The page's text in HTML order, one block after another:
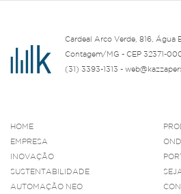
Cardeal Arco Verde, 816, Água
Contagem/MG - CEP 32371-
(31) 3393-1313 -
HOME
EMPRESA
INOVAÇÃO
SUSTENTABILIDADE
AUTOMAÇÃO NEO